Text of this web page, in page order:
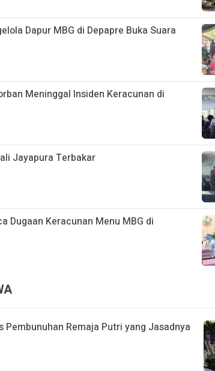
Dapur MBG di Depapre Buka Suara
Meninggal Insiden Keracunan di
Jayapura Terbakar
Dugaan Keracunan Menu MBG di
Pembunuhan Remaja Putri yang Jasadnya